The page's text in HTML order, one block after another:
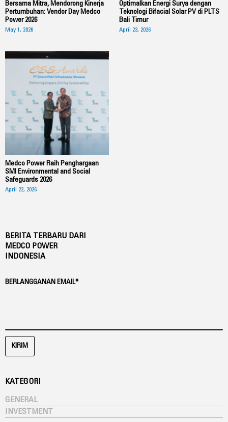
Bersama Mitra, Mendorong Kinerja
Pertumbuhan: Vendor Day Medco
Power 2026
May 1, 2026
Optimalkan Energi Surya dengan
Teknologi Bifacial Solar PV di PLTS
Bali Timur
April 23, 2026
Medco Power Raih Penghargaan
SMI Environmental and Social
Safeguards 2026
April 22, 2026
BERITA TERBARU DARI
MEDCO POWER
INDONESIA
BERLANGGANAN EMAIL*
KIRIM
KATEGORI
GENERAL
INVESTMENT